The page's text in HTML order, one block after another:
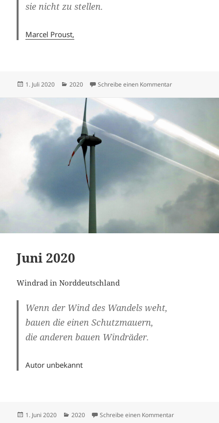
sie nicht zu stellen.
Marcel Proust,
Veröffentlicht
1. Juli 2020 Kategorien
2020 Schreibe einen Kommentarzu Juli 2020
Juni 2020
Windrad in Norddeutschland
Wenn der Wind des Wandels weht,
bauen die einen Schutzmauern,
die anderen bauen Windräder.
Autor unbekannt
Veröffentlicht
1. Juni 2020 Kategorien
2020 Schreibe einen Kommentarzu Juni 2020